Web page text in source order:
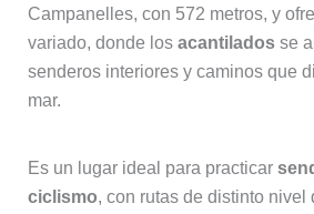
Campanelles, con 572 metros, y
variado, donde los acantiladosse
senderos interiores y caminos que
mar.
Es un lugar ideal para practicar
ciclismo, con rutas de distinto nivel